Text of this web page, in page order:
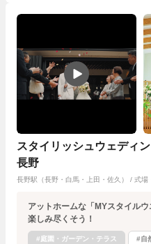
スタイリッシュウェデ
長野
長野駅（長野・白馬・上田・佐久） / 式場
アットホームな「MYスタイル
楽しみ尽くそう！
#庭園・ガーデン・テラス #自